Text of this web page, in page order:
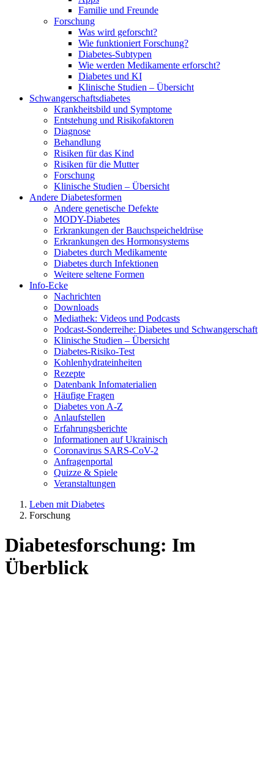
Familie und Freunde
Forschung
Was wird geforscht?
Wie funktioniert Forschung?
Diabetes-Subtypen
Wie werden Medikamente erforscht?
Diabetes und KI
Klinische Studien – Übersicht
Schwangerschaftsdiabetes
Krankheitsbild und Symptome
Entstehung und Risikofaktoren
Diagnose
Behandlung
Risiken für das Kind
Risiken für die Mutter
Forschung
Klinische Studien – Übersicht
Andere Diabetesformen
Andere genetische Defekte
MODY-Diabetes
Erkrankungen der Bauchspeicheldrüse
Erkrankungen des Hormonsystems
Diabetes durch Medikamente
Diabetes durch Infektionen
Weitere seltene Formen
Info-Ecke
Nachrichten
Downloads
Mediathek: Videos und Podcasts
Podcast-Sonderreihe: Diabetes und Schwangerschaft
Klinische Studien – Übersicht
Diabetes-Risiko-Test
Kohlenhydrateinheiten
Rezepte
Datenbank Infomaterialien
Häufige Fragen
Diabetes von A-Z
Anlaufstellen
Erfahrungsberichte
Informationen auf Ukrainisch
Coronavirus SARS-CoV-2
Anfragenportal
Quizze & Spiele
Veranstaltungen
Leben mit Diabetes
Forschung
Diabetesforschung: Im
Überblick